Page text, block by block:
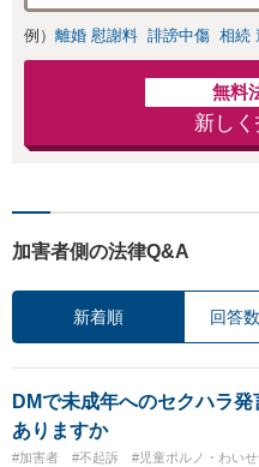
例） 離婚 慰謝料 誹謗中傷 相続
無料
新し
加害者側の法律Q&A
新着順 回答
DMで未成年へのセクハラ
ありますか
#加害者 #不起訴 #児童ポルノ・わい